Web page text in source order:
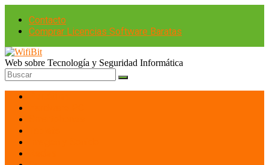
Contacto
Comprar Licencias Software Baratas
Web sobre Tecnología y Seguridad Informática